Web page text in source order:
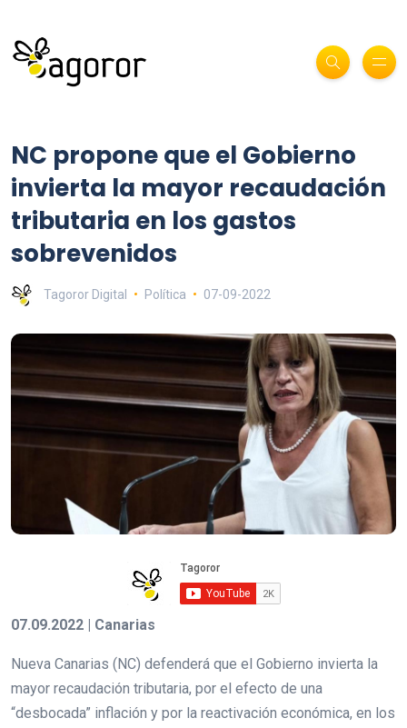
NC propone que el Gobierno
invierta la mayor recaudación
tributaria en los gastos
sobrevenidos
Tagoror Digital Política 07-09-2022
07.09.2022 | Canarias
Nueva Canarias (NC) defenderá que el Gobierno invierta la
mayor recaudación tributaria, por el efecto de una
“desbocada” inflación y por la reactivación económica, en los